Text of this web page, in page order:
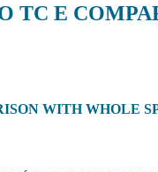
TC E
WITH WHOLE